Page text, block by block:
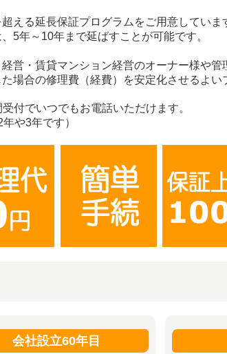
える延長保証プログラムをご用意していま
5年～10年まで延ばすことが可能です。
営・賃貸マンション経営のオーナー様や
場合の修理費（経費）を安定化させるよい
付でいつでもお電話いただけます。
や3年です）
会社設立60年目